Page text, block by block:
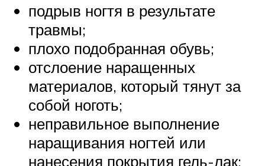
подрыв ногтя в результате
травмы;
плохо подобранная обувь;
отслоение наращенных
материалов, который тянут за
собой ноготь;
неправильное выполнение
наращивания ногтей или
нанесения покрытия гель-лак;